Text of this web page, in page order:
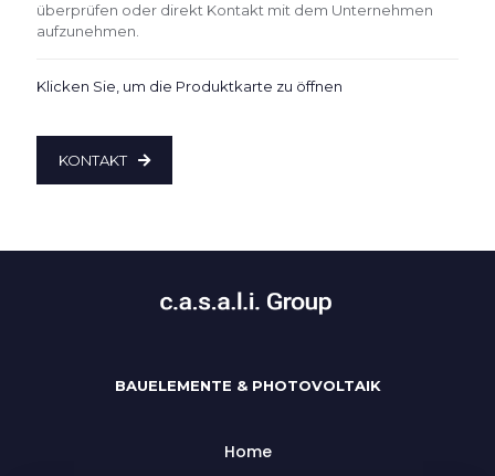
überprüfen oder direkt Kontakt mit dem Unternehmen
aufzunehmen.
Klicken Sie, um die Produktkarte zu öffnen
KONTAKT
BAUELEMENTE & PHOTOVOLTAIK
Home